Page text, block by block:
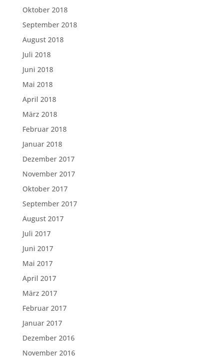
Oktober 2018
September 2018
August 2018
Juli 2018
Juni 2018
Mai 2018
April 2018
März 2018
Februar 2018
Januar 2018
Dezember 2017
November 2017
Oktober 2017
September 2017
August 2017
Juli 2017
Juni 2017
Mai 2017
April 2017
März 2017
Februar 2017
Januar 2017
Dezember 2016
November 2016